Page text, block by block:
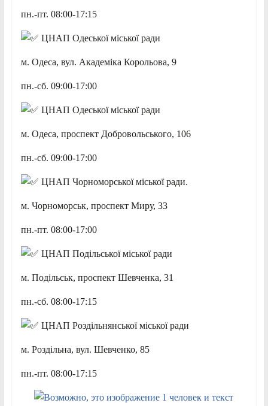
пн.-пт. 08:00-17:15
ЦНАП Одеської міської ради
м. Одеса, вул. Академіка Корольова, 9
пн.-сб. 09:00-17:00
ЦНАП Одеської міської ради
м. Одеса, проспект Добровольського, 106
пн.-сб. 09:00-17:00
ЦНАП Чорноморської міської ради.
м. Чорноморськ, проспект Миру, 33
пн.-пт. 08:00-17:00
ЦНАП Подільської міської ради
м. Подільськ, проспект Шевченка, 31
пн.-сб. 08:00-17:15
ЦНАП Роздільнянської міської ради
м. Роздільна, вул. Шевченко, 85
пн.-пт. 08:00-17:15